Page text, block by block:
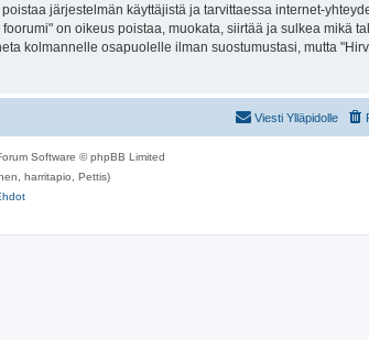
järjestelmän käyttäjistä ja tarvittaessa internet-
on oikeus poistaa, muokata, siirtää ja sulkea mikä
kolmannelle osapuolelle ilman suostumustasi, mutta
Viesti Ylläpidolle
Software © phpBB Limited
harritapio, Pettis)